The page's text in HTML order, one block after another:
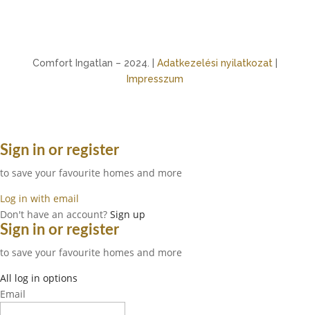
Comfort Ingatlan – 2024. | Adatkezelési nyilatkozat|
Impresszum
Sign in or register
to save your favourite homes and more
Log in with email
Don't have an account? Sign up
Sign in or register
to save your favourite homes and more
All log in options
Email